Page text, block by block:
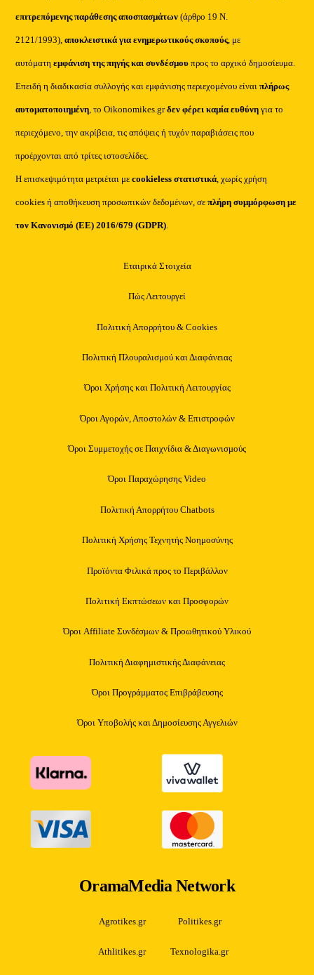
επιτρεπόμενης παράθεσης αποσπασμάτων (άρθρο 19 Ν.
2121/1993), αποκλειστικά για ενημερωτικούς σκοπούς, με
αυτόματηεμφάνιση της πηγής και συνδέσμου προς το αρχικό δημοσίευμα.
Επειδή η διαδικασία συλλογής και εμφάνισης περιεχομένου είναιπλήρως
αυτοματοποιημένη, το Oikonomikes.grδεν φέρει καμία ευθύνη για το
περιεχόμενο, την ακρίβεια, τις απόψεις ή τυχόν παραβιάσεις που
προέρχονται από τρίτες ιστοσελίδες.
Η επισκεψιμότητα μετριέται μεcookieless στατιστικά, χωρίς χρήση
cookies ή αποθήκευση προσωπικών δεδομένων, σεπλήρη συμμόρφωση με
τον Κανονισμό (ΕΕ) 2016/679 (GDPR).
Εταιρικά Στοιχεία
Πώς Λειτουργεί
Πολιτική Απορρήτου & Cookies
Πολιτική Πλουραλισμού και Διαφάνειας
Όροι Χρήσης και Πολιτική Λειτουργίας
Όροι Αγορών, Αποστολών & Επιστροφών
Όροι Συμμετοχής σε Παιχνίδια & Διαγωνισμούς
Όροι Παραχώρησης Video
Πολιτική Απορρήτου Chatbots
Πολιτική Χρήσης Τεχνητής Νοημοσύνης
Προϊόντα Φιλικά προς το Περιβάλλον
Πολιτική Εκπτώσεων και Προσφορών
Όροι Affiliate Συνδέσμων & Προωθητικού Υλικού
Πολιτική Διαφημιστικής Διαφάνειας
Όροι Προγράμματος Επιβράβευσης
Όροι Υποβολής και Δημοσίευσης Αγγελιών
OramaMedia Network
Agrotikes.gr Politikes.gr
Athlitikes.gr Texnologika.gr